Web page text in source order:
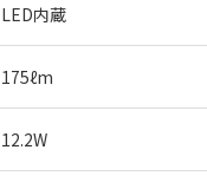
LED内蔵
175ℓm
12.2W